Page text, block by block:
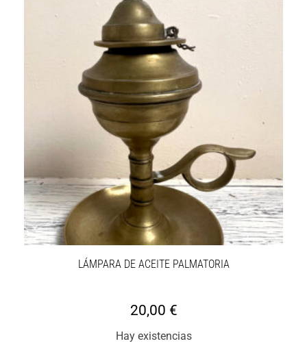
LÁMPARA DE ACEITE PALMATORIA
20,00 €
Hay existencias